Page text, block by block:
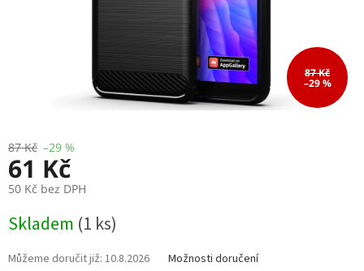
87 Kč
–29 %
87 Kč –29 %
61 Kč
50 Kč bez DPH
cena:
Skladem (1 ks)
10.8.2026 Možnosti doručení